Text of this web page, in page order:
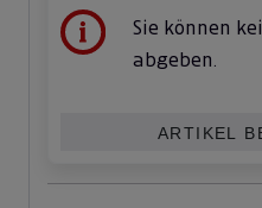
Sie können
abgeben.
ARTIKEL